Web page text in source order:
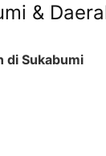
&
di Sukabumi